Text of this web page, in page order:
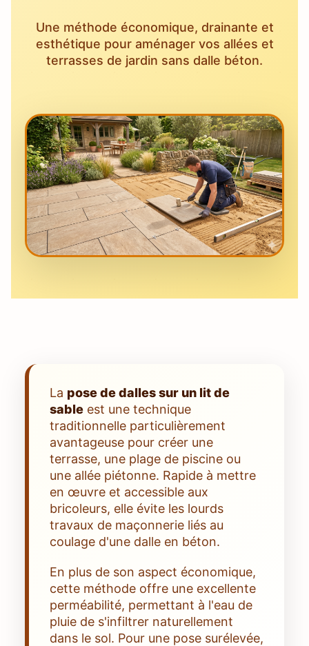
Une méthode économique, drainante et
esthétique pour aménager vos allées et
terrasses de jardin sans dalle béton.
La pose de dalles sur un lit de
sable est une technique
traditionnelle particulièrement
avantageuse pour créer une
terrasse, une plage de piscine ou
une allée piétonne. Rapide à mettre
en œuvre et accessible aux
bricoleurs, elle évite les lourds
travaux de maçonnerie liés au
coulage d'une dalle en béton.
En plus de son aspect économique,
cette méthode offre une excellente
perméabilité, permettant à l'eau de
pluie de s'infiltrer naturellement
dans le sol. Pour une pose surélevée,